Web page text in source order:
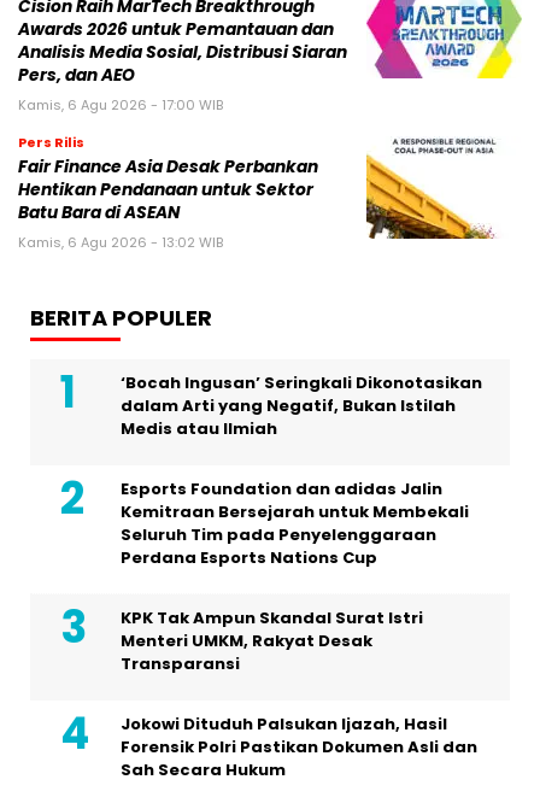
Cision Raih MarTech Breakthrough
Awards 2026 untuk Pemantauan dan
Analisis Media Sosial, Distribusi Siaran
Pers, dan AEO
Kamis, 6 Agu 2026 - 17:00 WIB
Pers Rilis
Fair Finance Asia Desak Perbankan
Hentikan Pendanaan untuk Sektor
Batu Bara di ASEAN
Kamis, 6 Agu 2026 - 13:02 WIB
BERITA POPULER
‘Bocah Ingusan’ Seringkali Dikonotasikan
dalam Arti yang Negatif, Bukan Istilah
Medis atau Ilmiah
Esports Foundation dan adidas Jalin
Kemitraan Bersejarah untuk Membekali
Seluruh Tim pada Penyelenggaraan
Perdana Esports Nations Cup
KPK Tak Ampun Skandal Surat Istri
Menteri UMKM, Rakyat Desak
Transparansi
Jokowi Dituduh Palsukan Ijazah, Hasil
Forensik Polri Pastikan Dokumen Asli dan
Sah Secara Hukum